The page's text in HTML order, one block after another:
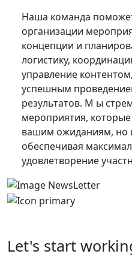
Наша команда
организации
концепции и
логистику,
управление
успешным
результатов. М ы
мероприятия,
вашим ожиданиям, но
обеспечивая
удовлетворение
Let's start